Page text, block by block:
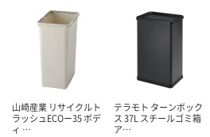
山崎産業 リサイクルト
ラッシュECOー35 ボデ
ィ …
テラモト ターンボック
ス 37L スチールゴミ箱
ア…